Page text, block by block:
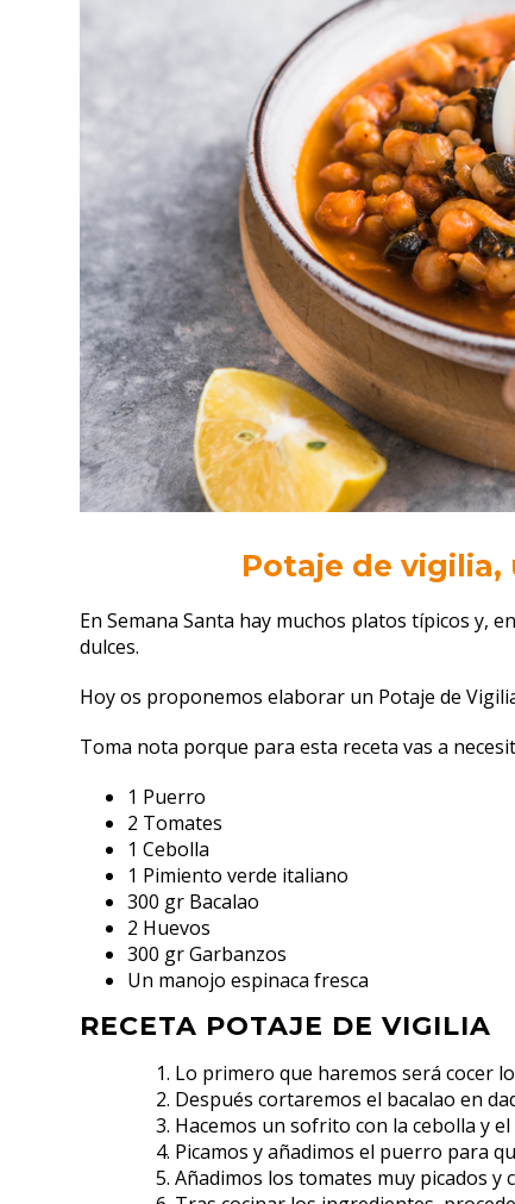
Potaje de vigilia,
En Semana Santa hay muchos platos típicos y,
dulces.
Hoy os proponemos elaborar un Potaje de
Toma nota porque para esta receta vas a
1 Puerro
2 Tomates
1 Cebolla
1 Pimiento verde italiano
300 gr Bacalao
2 Huevos
300 gr Garbanzos
Un manojo espinaca fresca
RECETA POTAJE DE VIGILIA
Lo primero que haremos será cocer
Después cortaremos el bacalao en
Hacemos un sofrito con la cebolla y
Picamos y añadimos el puerro para
Añadimos los tomates muy picados y